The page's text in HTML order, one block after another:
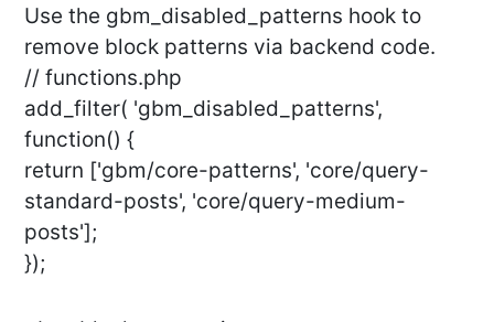
Use the gbm_disabled_patterns hook to
remove block patterns via backend code.
// functions.php
add_filter( 'gbm_disabled_patterns',
function() {
return ['gbm/core-patterns', 'core/query-
standard-posts', 'core/query-medium-
posts'];
});